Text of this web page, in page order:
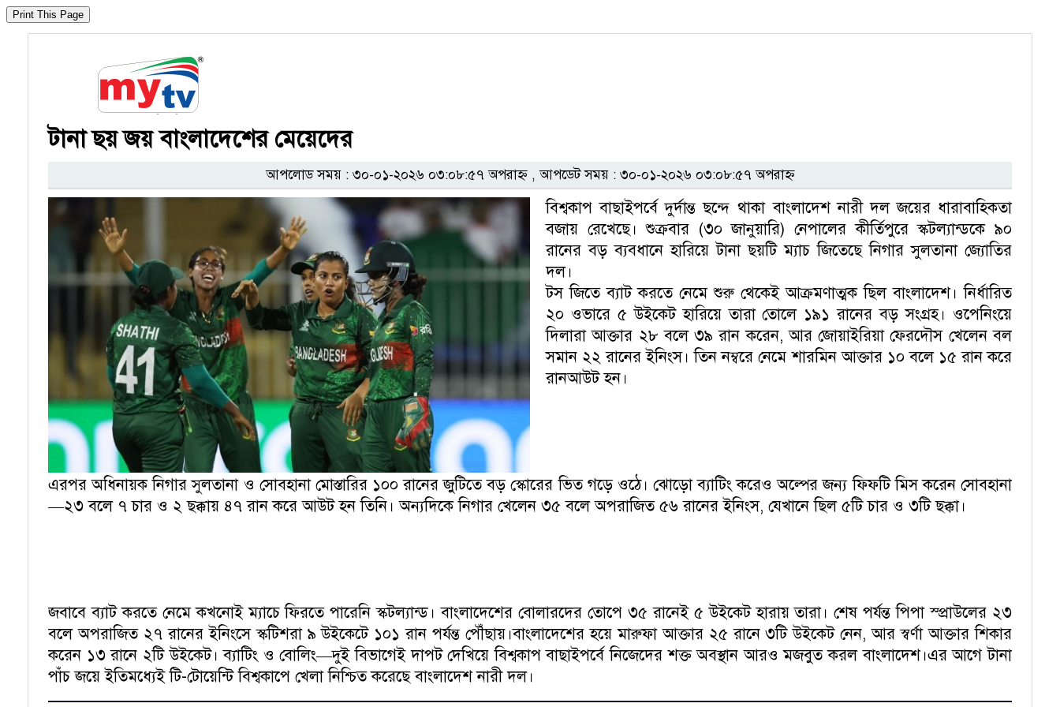
টানা ছয় জয় বাংলাদেশের মেয়েদের
আপলোড সময় : ৩০-০১-২০২৬ ০৩:০৮:৫৭ অপরাহ্ন , আপডেট সময় : ৩০-০১-২০২৬ ০৩:০৮:৫৭ অপরাহ্ন
বিশ্বকাপ বাছাইপর্বে দুর্দান্ত ছন্দে থাকা বাংলাদেশ নারী দল জয়ের ধারাবাহিকতা
বজায় রেখেছে। শুক্রবার (৩০ জানুয়ারি) নেপালের কীর্তিপুরে স্কটল্যান্ডকে ৯০
রানের বড় ব্যবধানে হারিয়ে টানা ছয়টি ম্যাচ জিতেছে নিগার সুলতানা জ্যোতির
দল।
টস জিতে ব্যাট করতে নেমে শুরু থেকেই আক্রমণাত্মক ছিল বাংলাদেশ। নির্ধারিত
২০ ওভারে ৫ উইকেট হারিয়ে তারা তোলে ১৯১ রানের বড় সংগ্রহ। ওপেনিংয়ে
দিলারা আক্তার ২৮ বলে ৩৯ রান করেন, আর জোয়াইরিয়া ফেরদৌস খেলেন বল
সমান ২২ রানের ইনিংস। তিন নম্বরে নেমে শারমিন আক্তার ১০ বলে ১৫ রান করে
রানআউট হন।
এরপর অধিনায়ক নিগার সুলতানা ও সোবহানা মোস্তারির ১০০ রানের জুটিতে বড় স্কোরের ভিত গড়ে ওঠে। ঝোড়ো ব্যাটিং করেও অল্পের জন্য ফিফটি মিস করেন সোবহানা
—২৩ বলে ৭ চার ও ২ ছক্কায় ৪৭ রান করে আউট হন তিনি। অন্যদিকে নিগার খেলেন ৩৫ বলে অপরাজিত ৫৬ রানের ইনিংস, যেখানে ছিল ৫টি চার ও ৩টি ছক্কা।
জবাবে ব্যাট করতে নেমে কখনোই ম্যাচে ফিরতে পারেনি স্কটল্যান্ড। বাংলাদেশের বোলারদের তোপে ৩৫ রানেই ৫ উইকেট হারায় তারা। শেষ পর্যন্ত পিপা স্প্রাউলের ২৩
বলে অপরাজিত ২৭ রানের ইনিংসে স্কটিশরা ৯ উইকেটে ১০১ রান পর্যন্ত পৌঁছায়।বাংলাদেশের হয়ে মারুফা আক্তার ২৫ রানে ৩টি উইকেট নেন, আর স্বর্ণা আক্তার শিকার
করেন ১৩ রানে ২টি উইকেট। ব্যাটিং ও বোলিং—দুই বিভাগেই দাপট দেখিয়ে বিশ্বকাপ বাছাইপর্বে নিজেদের শক্ত অবস্থান আরও মজবুত করল বাংলাদেশ।এর আগে টানা
পাঁচ জয়ে ইতিমধ্যেই টি-টোয়েন্টি বিশ্বকাপে খেলা নিশ্চিত করেছে বাংলাদেশ নারী দল।